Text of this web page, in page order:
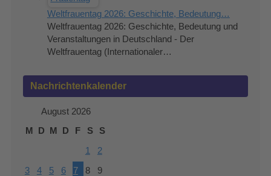
Weltfrauentag 2026: Geschichte, Bedeutung…
Weltfrauentag 2026: Geschichte, Bedeutung und
Veranstaltungen in Deutschland - Der
Weltfrauentag (Internationaler…
Nachrichtenkalender
August 2026
M
D M D F S S
1 2
3 4 5 6 7 8 9